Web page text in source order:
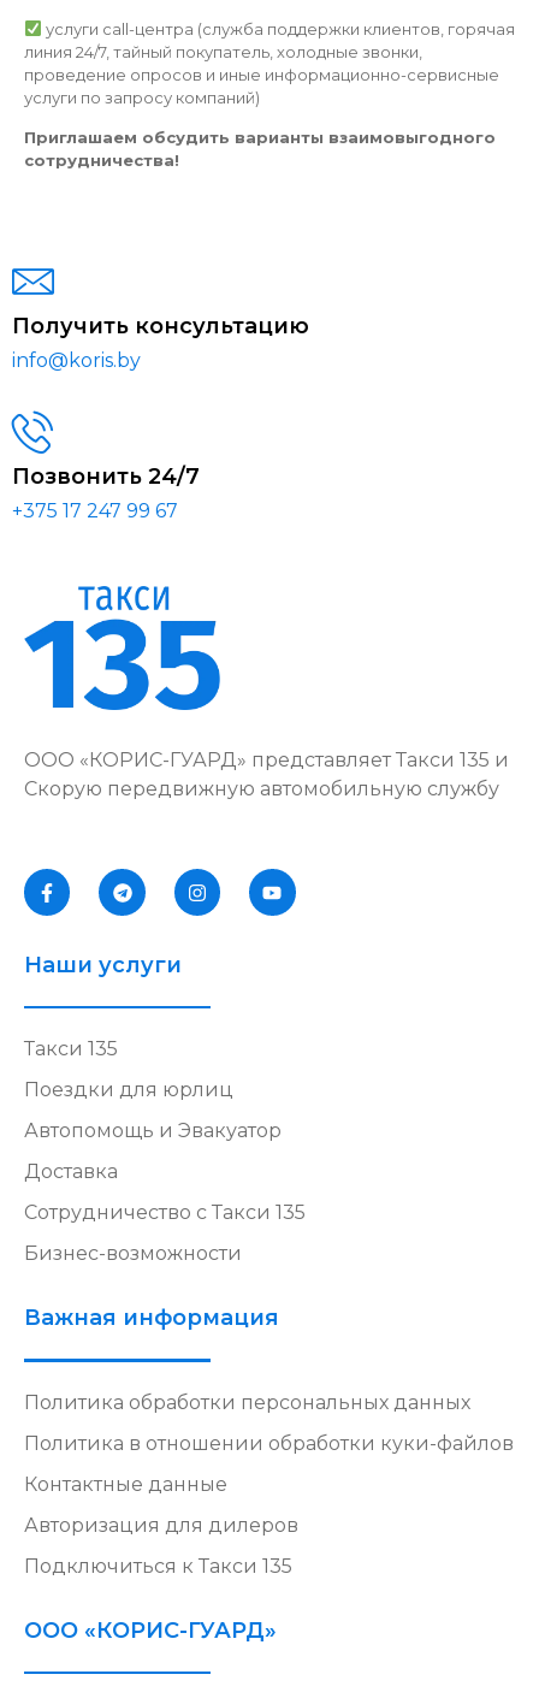
услуги сall-центра (служба поддержки клиентов, горячая
линия 24/7, тайный покупатель, холодные звонки,
проведение опросов и иные информационно-сервисные
услуги по запросу компаний)
Приглашаем обсудить варианты взаимовыгодного
сотрудничества!
Получить консультацию
info@koris.by
Позвонить 24/7
+375 17 247 99 67
ООО «КОРИС-ГУАРД» представляет Такси 135 и
Скорую передвижную автомобильную службу
Наши услуги
Такси 135
Поездки для юрлиц
Автопомощь и Эвакуатор
Доставка
Сотрудничество с Такси 135
Бизнес-возможности
Важная информация
Политика обработки персональных данных
Политика в отношении обработки куки-файлов
Контактные данные
Авторизация для дилеров
Подключиться к Такси 135
ООО «КОРИС-ГУАРД»